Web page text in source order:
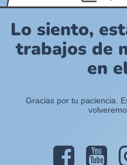
Lo siento,
trabajos de
en
Gracias por tu paciencia.